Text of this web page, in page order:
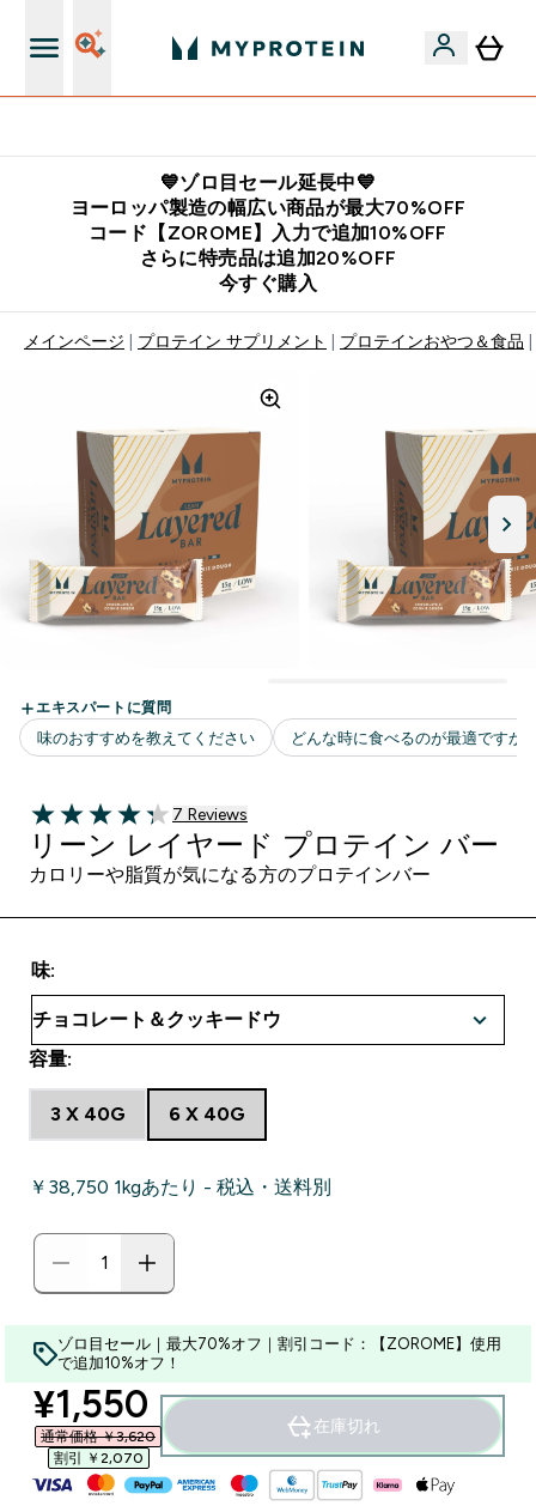
💙ゾロ目セール延長中💙
ヨーロッパ製造の幅広い商品が最大70%OFF
コード【ZOROME】入力で追加10%OFF
さらに特売品は追加20%OFF
今すぐ購入
メインページ プロテイン サプリメント プロテインおやつ＆食品
4.29 out of 5 stars
7 ＋件の口コミ
7 Reviews
リーン レイヤード プロテイン バー
カロリーや脂質が気になる方のプロテインバー
味:
容量:
3 X 40G 6 X 40G
￥38,750‎ 1kgあたり - 税込・送料別
ゾロ目セール｜最大70%オフ｜割引コード：【ZOROME】使用
で追加10%オフ！
discounted price
¥1,550‎
通常価格 ￥3,620‎
割引 ￥2,070‎
在庫切れ